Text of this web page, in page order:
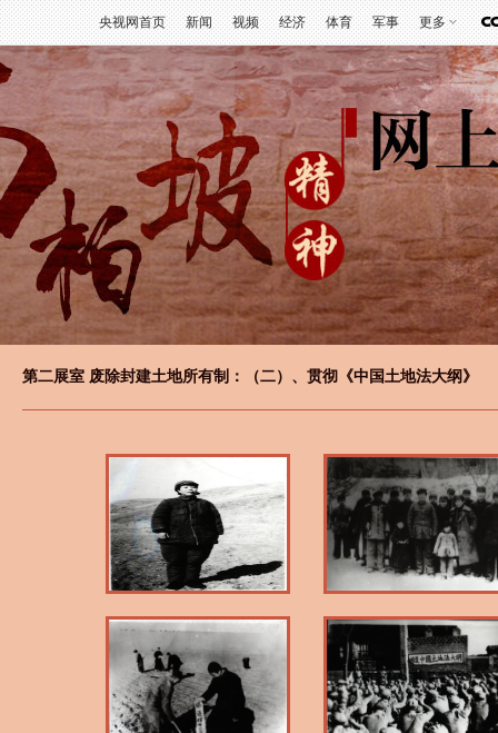
央视网首页 新闻 视频 经济 体育 军事 更多
第二展室 废除封建土地所有制：（二）、贯彻《中国土地法大纲》